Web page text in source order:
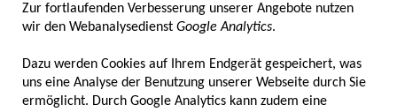
Zur fortlaufenden Verbesserung unserer Angebote nutzen
wir den Webanalysedienst Google Analytics.
Dazu werden Cookies auf Ihrem Endgerät gespeichert, was
uns eine Analyse der Benutzung unserer Webseite durch Sie
ermöglicht. Durch Google Analytics kann zudem eine
80-jähriges Bestehen
Der Fachverband der Gewürzindustrie feierte